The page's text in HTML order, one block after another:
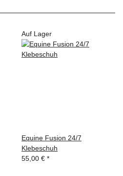
Auf Lager
Equine Fusion 24/7
Klebeschuh
55,00 € *